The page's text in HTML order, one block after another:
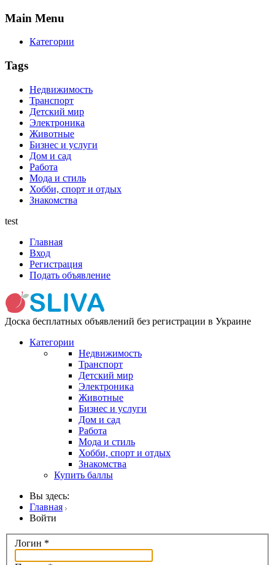
Main Menu
Категории
Tags
Недвижимость
Транспорт
Детский мир
Электроника
Животные
Бизнес и услуги
Дом и сад
Работа
Мода и стиль
Хобби, спорт и отдых
Знакомства
test
Главная
Вход
Регистрация
Подать объявление
Доска бесплатных объявлений без регистрации в Украине
Категории
Недвижимость
Транспорт
Детский мир
Электроника
Животные
Бизнес и услуги
Дом и сад
Работа
Мода и стиль
Хобби, спорт и отдых
Знакомства
Купить баллы
Вы здесь:
Главная
Войти
Логин *